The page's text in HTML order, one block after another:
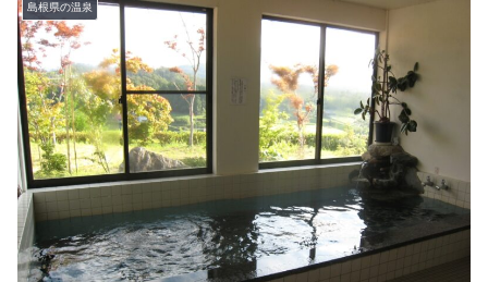
島根県の温泉